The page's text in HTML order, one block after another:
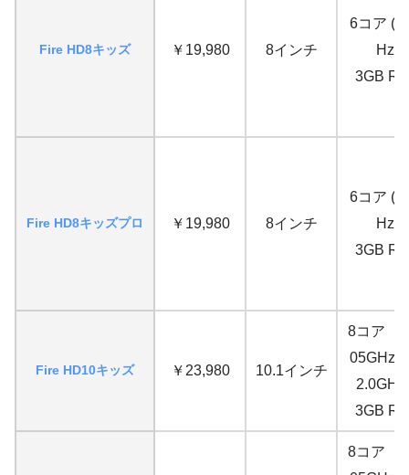
Fire HD8キッズ ￥19,980 8インチ
6コア
Hz)
3GB
Fire HD8キッズプロ ￥19,980 8インチ
6コア
Hz)
3GB
Fire HD10キッズ ￥23,980 10.1インチ
8コア（
05GHz
2.0GHz
3GB
8コア（